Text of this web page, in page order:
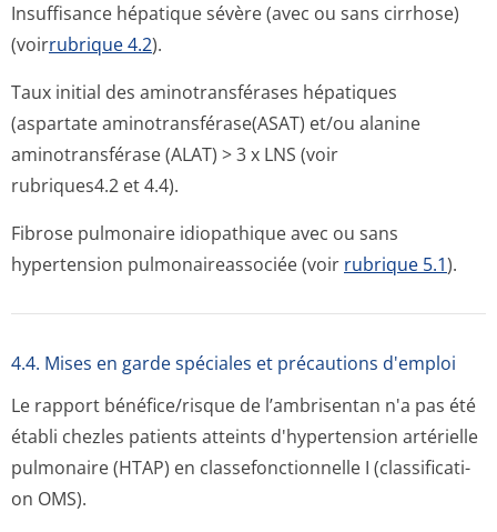
Insuffisance hépatique sévère (avec ou sans cirrhose)
(voirrubrique 4.2).
Taux initial des aminotransférases hépatiques
(aspartate aminotransféra­se(ASAT) et/ou alanine
aminotransférase (ALAT) > 3 x LNS (voir
rubriques4.2 et 4­.4).
Fibrose pulmonaire idiopathique avec ou sans
hypertension pulmonaireassociée (voir rubrique 5.1).
4.4. Mises en garde spéciales et précautions d'emploi
Le rapport bénéfice/risque de l’ambrisentan n'a pas été
établi chezles patients atteints d'hypertension artérielle
pulmonaire (HTAP) en classefonctionnelle I (classificati­
on OMS).